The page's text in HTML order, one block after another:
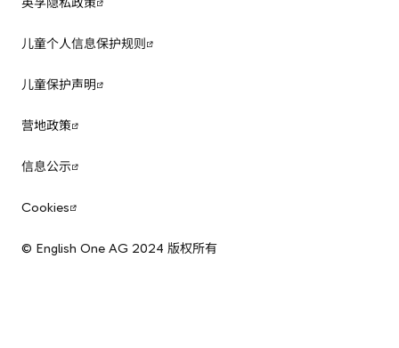
英孚隐私政策
儿童个人信息保护规则
儿童保护声明
营地政策
信息公示
Cookies
© English One AG 2024 版权所有